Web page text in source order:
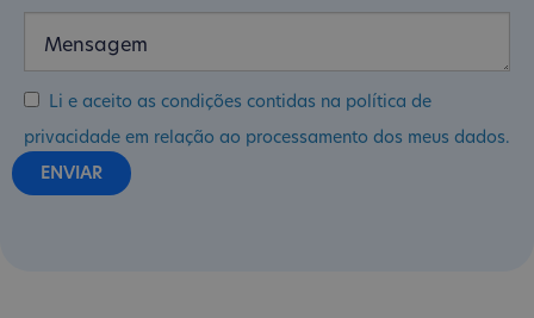
Li e aceito as condições contidas na política de
privacidade em relação ao processamento dos meus dados.